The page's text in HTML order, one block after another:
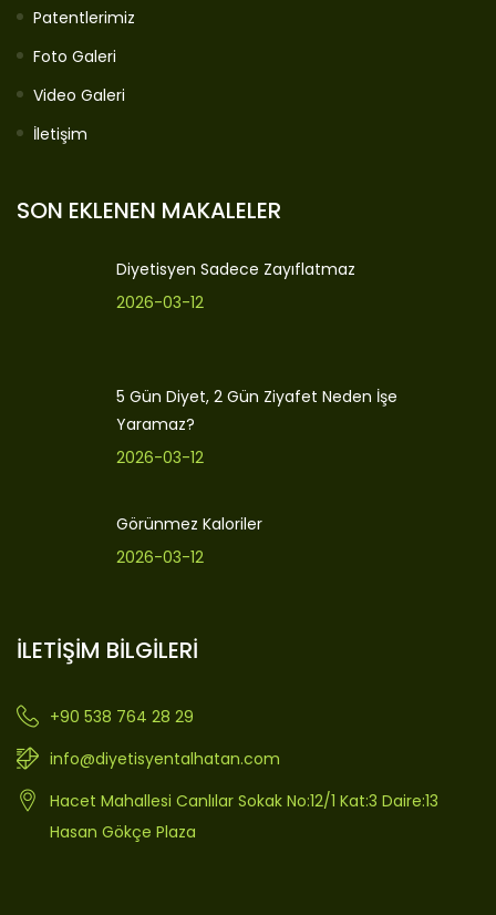
Patentlerimiz
Foto Galeri
Video Galeri
İletişim
SON EKLENEN MAKALELER
Diyetisyen Sadece Zayıflatmaz
2026-03-12
5 Gün Diyet, 2 Gün Ziyafet Neden İşe
Yaramaz?
2026-03-12
Görünmez Kaloriler
2026-03-12
İLETİŞİM BİLGİLERİ
+90 538 764 28 29
info@diyetisyentalhatan.com
Hacet Mahallesi Canlılar Sokak No:12/1 Kat:3 Daire:13
Hasan Gökçe Plaza